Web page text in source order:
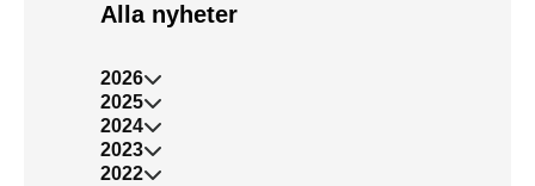
Alla nyheter
2026
2025
2024
2023
2022